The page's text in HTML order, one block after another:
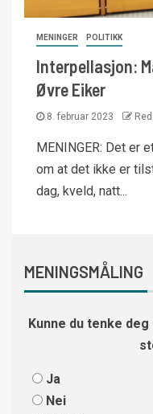
MENINGER POLITIKK
Interpellasjon:
Øvre Eiker
8. februar 2023
MENINGER: Det er
om at det ikke er
dag, kveld, natt...
MENINGSMÅLING
Kunne du tenke
Ja
Nei